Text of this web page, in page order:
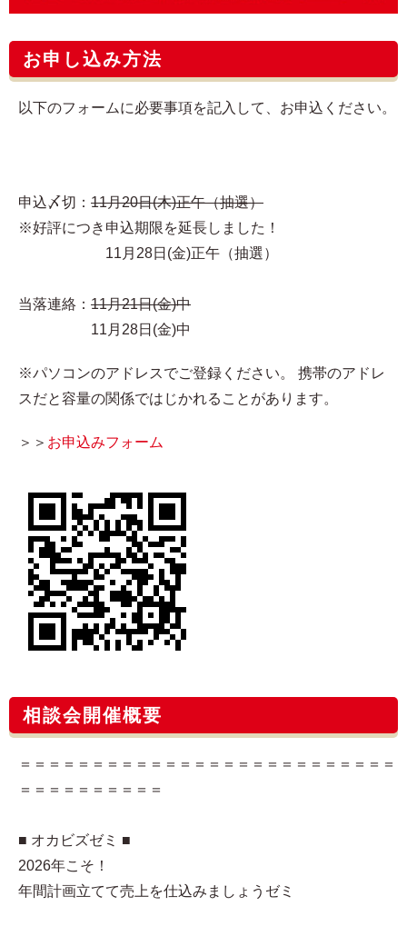
お申し込み方法
以下のフォームに必要事項を記入して、お申込ください。
申込〆切： 11月20日(木)正午（抽選）
※好評につき申込期限を延長しました！
11月28日(金)正午（抽選）
当落連絡： 11月21日(金)中
11月28日(金)中
※パソコンのアドレスでご登録ください。 携帯のアドレ
スだと容量の関係ではじかれることがあります。
＞＞ お申込みフォーム​
相談会開催概要
＝＝＝＝＝＝＝＝＝＝＝＝＝＝＝＝＝＝＝＝＝＝＝＝＝＝
＝＝＝＝＝＝＝＝＝＝
■ オカビズゼミ ■
2026年こそ！
年間計画立てて売上を仕込みましょうゼミ